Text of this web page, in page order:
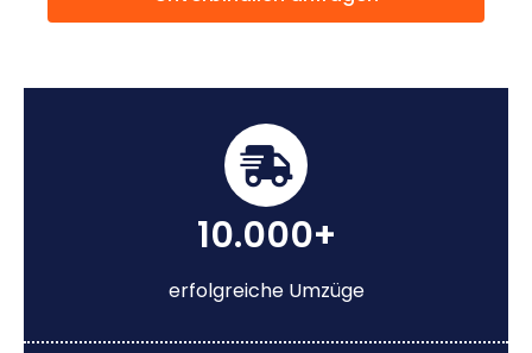
10.000+
erfolgreiche Umzüge